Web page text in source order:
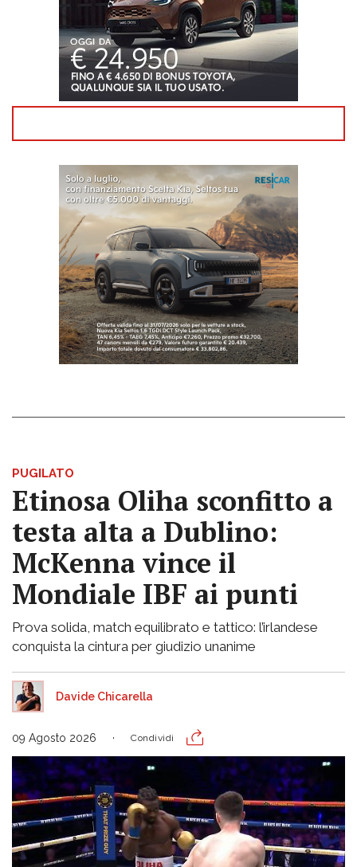
PUGILATO
Etinosa Oliha sconfitto a
testa alta a Dublino:
McKenna vince il
Mondiale IBF ai punti
Prova solida, match equilibrato e tattico: l’irlandese
conquista la cintura per giudizio unanime
Davide Chicarella
09 Agosto 2026 Condividi